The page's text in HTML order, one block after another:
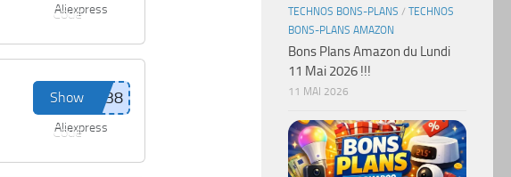
Code
Aliexpress
Show
Code
Aliexpress
TECHNOS BONS-PLANS / TECHNOS
BONS-PLANS AMAZON
Bons Plans Amazon du Lundi
11 Mai 2026 !!!
11 MAI 2026